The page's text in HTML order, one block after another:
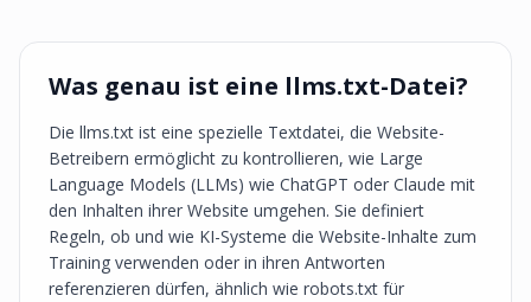
Was genau ist eine llms.txt-Datei?
Die llms.txt ist eine spezielle Textdatei, die Website-
Betreibern ermöglicht zu kontrollieren, wie Large
Language Models (LLMs) wie ChatGPT oder Claude mit
den Inhalten ihrer Website umgehen. Sie definiert
Regeln, ob und wie KI-Systeme die Website-Inhalte zum
Training verwenden oder in ihren Antworten
referenzieren dürfen, ähnlich wie robots.txt für